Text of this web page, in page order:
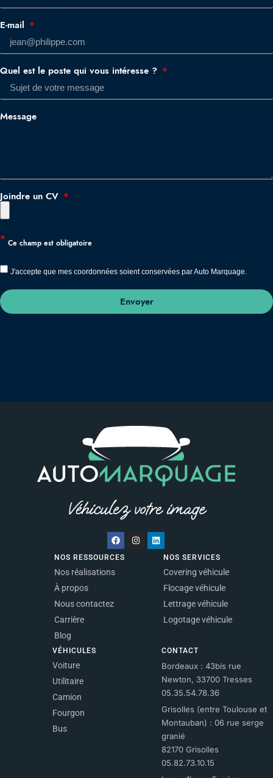
E-mail
Quel est le poste qui vous intéresse ?
Message
Joindre un CV
* Ce champ est obligatoire
J'accepte que mes coordonnées soient conservées par Auto Marquage.
Envoyer
NOS RESSOURCES
Nos réalisations
À propos
Nous contactez
Carrière
Blog
NOS SERVICES
Covering véhicule
Flocage véhicule
Lettrage véhicule
Logotage véhicule
VÉHICULES
Voiture
Utilitaire
Camion
Fourgon
Bus
CONTACT
Bordeaux : 43bis rue
Newton, 33700 Tresses
05.35.54.78.36
Grisolles (entre Toulouse et
Montauban) : 06 rue serge
granié
82170 Grisolles
05.82.73.10.15